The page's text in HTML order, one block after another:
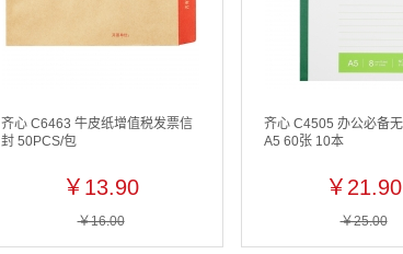
齐心 C6463 牛皮纸增值税发票信
封 50PCS/包
￥13.90
￥16.00
齐心 C4505 办公必备
A5 60张 10本
￥21.90
￥25.00